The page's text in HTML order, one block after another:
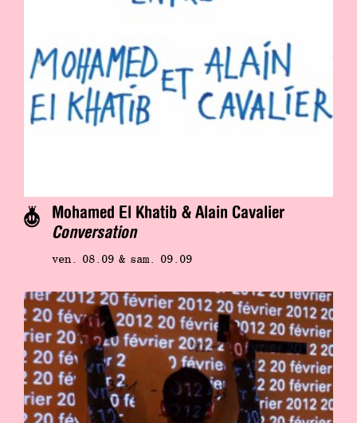
Mohamed El Khatib & Alain Cavalier
Conversation
ven. 08.09 & sam. 09.09